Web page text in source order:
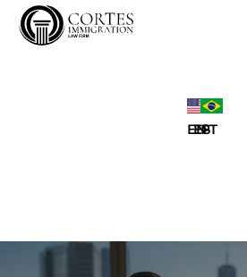
Pular
EN
ESPT